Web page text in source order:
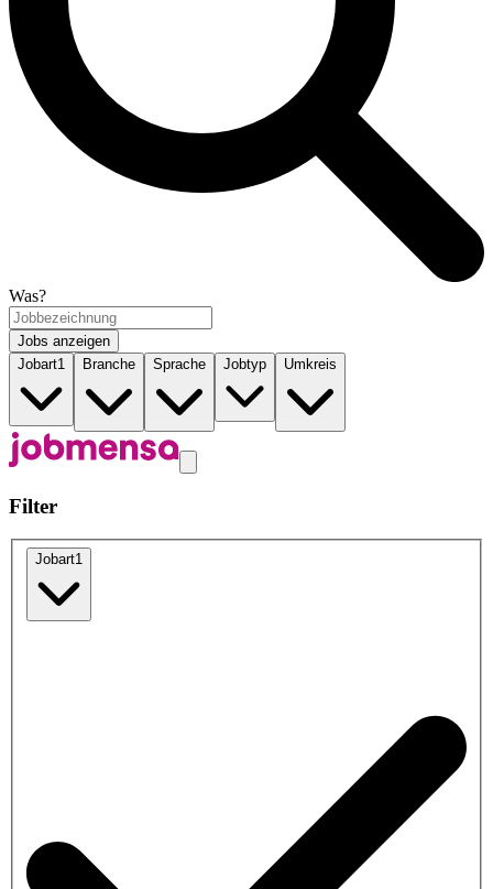
Was?
Jobs anzeigen
Jobart1 Branche Sprache Jobtyp Umkreis
Filter
Jobart1